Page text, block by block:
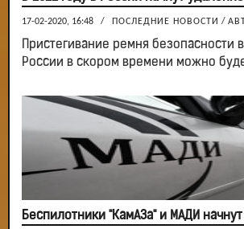
17-02-2020, 16:48 / ПОСЛЕДНИЕ НОВОСТИ /
Пристегивание ремня безопасности
России в скором времени можно
Беспилотники "КамАЗа" и МАДИ начнут